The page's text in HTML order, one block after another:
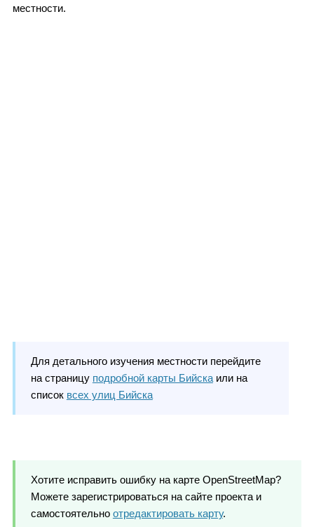
местности.
Для детального изучения местности перейдите
на страницу подробной карты Бийскаили на
список всех улиц Бийска
Хотите исправить ошибку на карте OpenStreetMap?
Можете зарегистрироваться на сайте проекта и
самостоятельно отредактировать карту.